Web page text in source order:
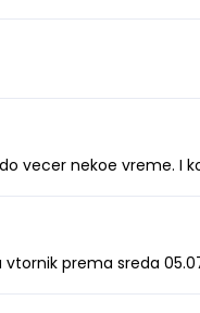
vecer nekoe vreme. I
prema sreda